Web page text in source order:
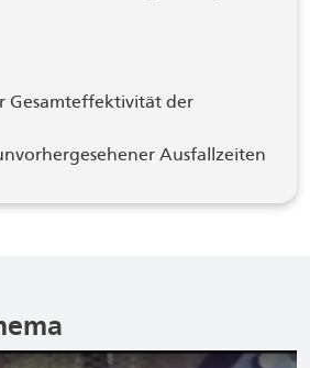
Gesamteffektivität der
Ausfallzeiten